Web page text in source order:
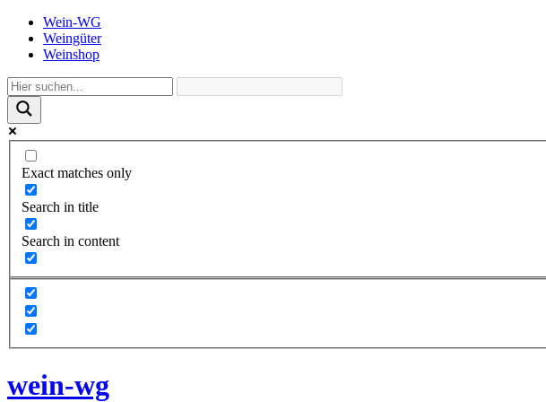
Wein-WG
Weingüter
Weinshop
Exact matches only
Search in title
Search in content
wein-wg